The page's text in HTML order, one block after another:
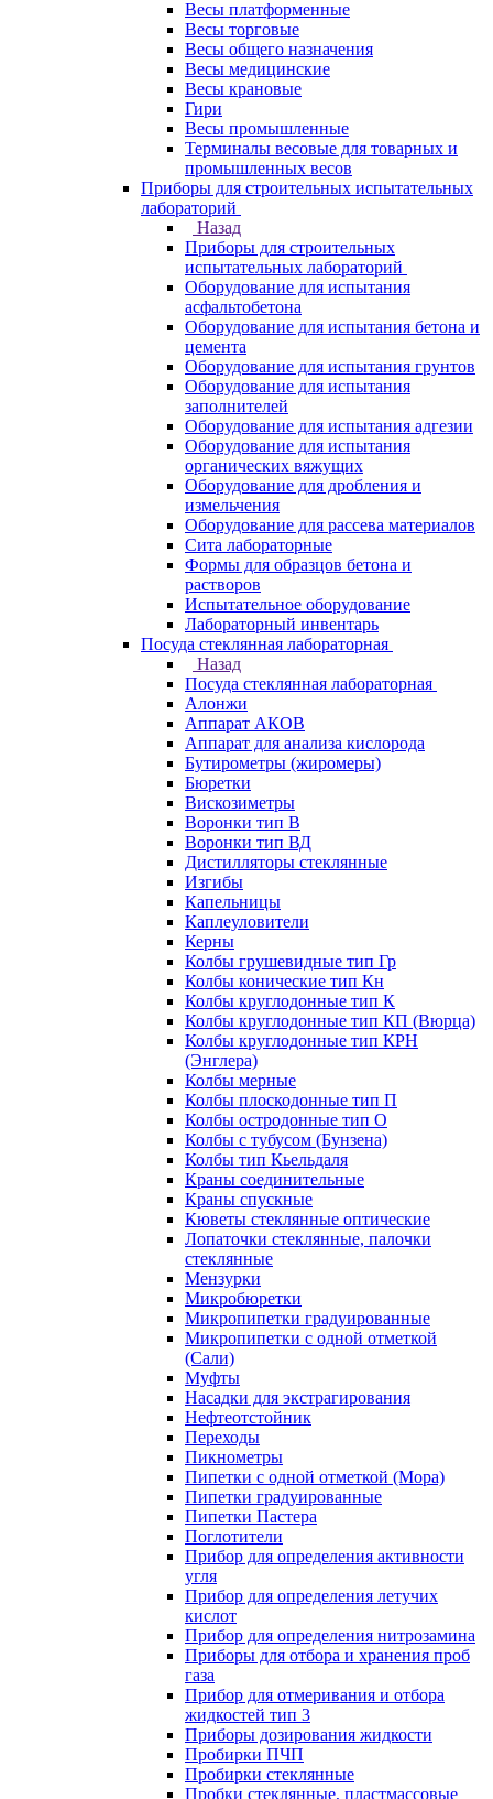
Весы платформенные
Весы торговые
Весы общего назначения
Весы медицинские
Весы крановые
Гири
Весы промышленные
Терминалы весовые для товарных и
промышленных весов
Приборы для строительных испытательных
лабораторий
Назад
Приборы для строительных
испытательных лабораторий
Оборудование для испытания
асфальтобетона
Оборудование для испытания бетона и
цемента
Оборудование для испытания грунтов
Оборудование для испытания
заполнителей
Оборудование для испытания адгезии
Оборудование для испытания
органических вяжущих
Оборудование для дробления и
измельчения
Оборудование для рассева материалов
Сита лабораторные
Формы для образцов бетона и
растворов
Испытательное оборудование
Лабораторный инвентарь
Посуда стеклянная лабораторная
Назад
Посуда стеклянная лабораторная
Алонжи
Аппарат АКОВ
Аппарат для анализа кислорода
Бутирометры (жиромеры)
Бюретки
Вискозиметры
Воронки тип В
Воронки тип ВД
Дистилляторы стеклянные
Изгибы
Капельницы
Каплеуловители
Керны
Колбы грушевидные тип Гр
Колбы конические тип Кн
Колбы круглодонные тип К
Колбы круглодонные тип КП (Вюрца)
Колбы круглодонные тип КРН
(Энглера)
Колбы мерные
Колбы плоскодонные тип П
Колбы остродонные тип О
Колбы с тубусом (Бунзена)
Колбы тип Кьельдаля
Краны соединительные
Краны спускные
Кюветы стеклянные оптические
Лопаточки стеклянные, палочки
стеклянные
Мензурки
Микробюретки
Микропипетки градуированные
Микропипетки с одной отметкой
(Сали)
Муфты
Насадки для экстрагирования
Нефтеотстойник
Переходы
Пикнометры
Пипетки с одной отметкой (Мора)
Пипетки градуированные
Пипетки Пастера
Поглотители
Прибор для определения активности
угля
Прибор для определения летучих
кислот
Прибор для определения нитрозамина
Приборы для отбора и хранения проб
газа
Прибор для отмеривания и отбора
жидкостей тип 3
Приборы дозирования жидкости
Пробирки ПЧП
Пробирки стеклянные
Пробки стеклянные, пластмассовые